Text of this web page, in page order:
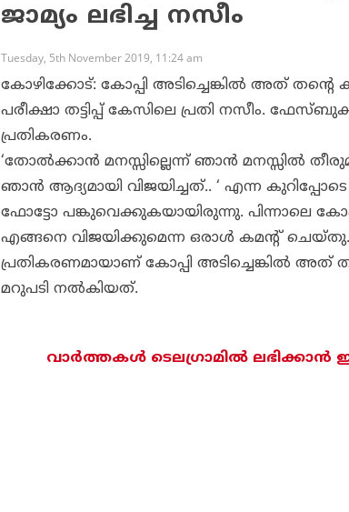
ജാമ്യം ലഭിച്ച നസീം
Tuesday, 5th November 2019, 11:24 am
കോഴിക്കോട്: കോപ്പി അടിച്ചെങ്കില്‍ അത് തന്റെ
പരീക്ഷാ തട്ടിപ്പ് കേസിലെ പ്രതി നസീം.
പ്രതികരണം.
‘തോല്‍ക്കാന്‍ മനസ്സില്ലെന്ന് ഞാന്‍ മനസ്സില്‍
ഞാന്‍ ആദ്യമായി വിജയിച്ചത്.. ‘ എന്ന
ഫോട്ടോ പങ്കുവെക്കുകയായിരുന്നു. പിന്നാലെ
എങ്ങനെ വിജയിക്കുമെന്ന ഒരാള്‍ കമന്റ്
പ്രതികരണമായാണ് കോപ്പി അടിച്ചെങ്കില്‍ അത്
മറുപടി നല്‍കിയത്.
വാര്‍ത്തകള്‍ ടെലഗ്രാമില്‍ ലഭിക്കാന്‍